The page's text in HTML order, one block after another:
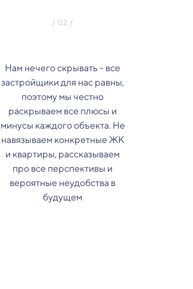
Нам нечего скрывать - все
застройщики для нас равны,
поэтому мы честно
раскрываем все плюсы и
минусы каждого объекта. Не
навязываем конкретные ЖК
и квартиры, рассказываем
про все перспективы и
вероятные неудобства в
будущем